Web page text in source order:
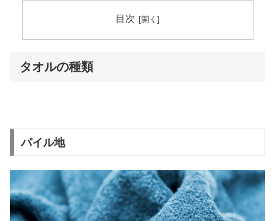
目次
タオルの種類
パイル地